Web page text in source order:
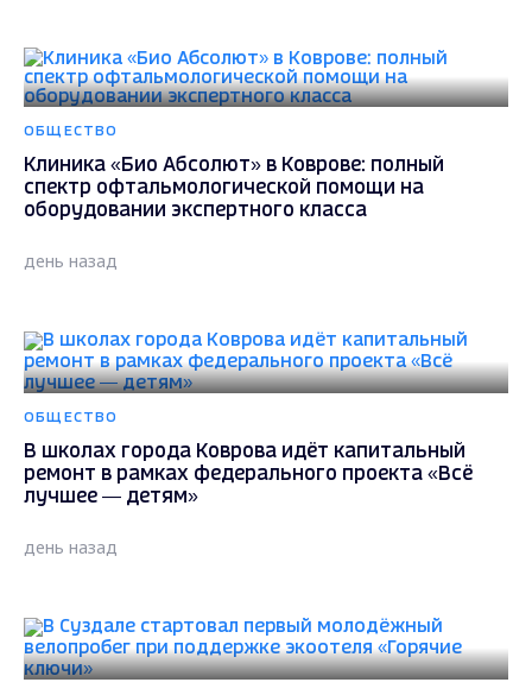
ОБЩЕСТВО
Клиника «Био Абсолют» в Коврове: полный
спектр офтальмологической помощи на
оборудовании экспертного класса
день назад
ОБЩЕСТВО
В школах города Коврова идёт капитальный
ремонт в рамках федерального проекта «Всё
лучшее — детям»
день назад